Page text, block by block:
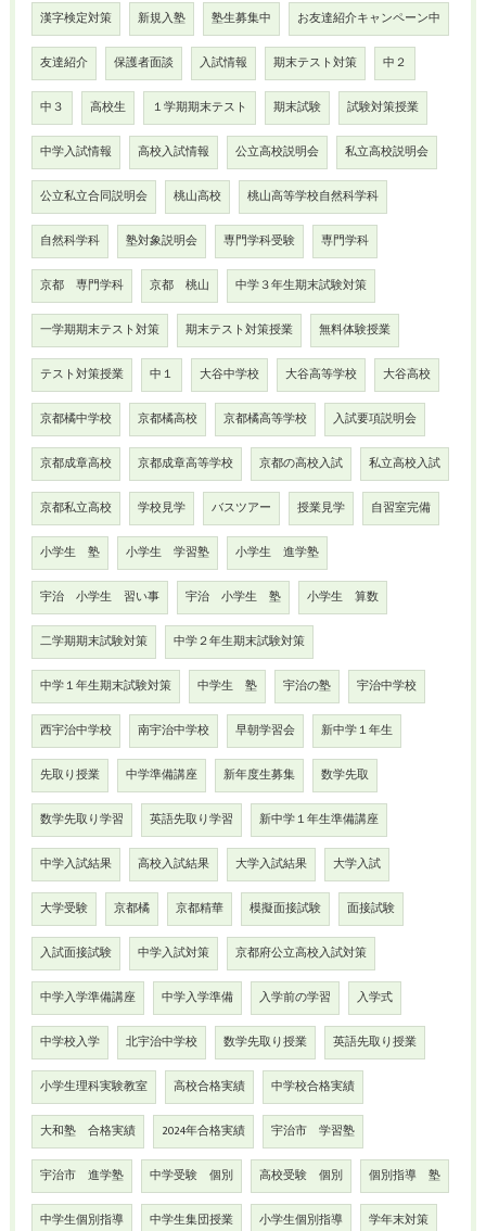
漢字検定対策 新規入塾 塾生募集中 お友達紹介キャンペーン中
友達紹介 保護者面談 入試情報 期末テスト対策 中２
中３ 高校生 １学期期末テスト 期末試験 試験対策授業
中学入試情報 高校入試情報 公立高校説明会 私立高校説明会
公立私立合同説明会 桃山高校 桃山高等学校自然科学科
自然科学科 塾対象説明会 専門学科受験 専門学科
京都 専門学科 京都 桃山 中学３年生期末試験対策
一学期期末テスト対策 期末テスト対策授業 無料体験授業
テスト対策授業 中１ 大谷中学校 大谷高等学校 大谷高校
京都橘中学校 京都橘高校 京都橘高等学校 入試要項説明会
京都成章高校 京都成章高等学校 京都の高校入試 私立高校入試
京都私立高校 学校見学 バスツアー 授業見学 自習室完備
小学生 塾 小学生 学習塾 小学生 進学塾
宇治 小学生 習い事 宇治 小学生 塾 小学生 算数
二学期期末試験対策 中学２年生期末試験対策
中学１年生期末試験対策 中学生 塾 宇治の塾 宇治中学校
西宇治中学校 南宇治中学校 早朝学習会 新中学１年生
先取り授業 中学準備講座 新年度生募集 数学先取
数学先取り学習 英語先取り学習 新中学１年生準備講座
中学入試結果 高校入試結果 大学入試結果 大学入試
大学受験 京都橘 京都精華 模擬面接試験 面接試験
入試面接試験 中学入試対策 京都府公立高校入試対策
中学入学準備講座 中学入学準備 入学前の学習 入学式
中学校入学 北宇治中学校 数学先取り授業 英語先取り授業
小学生理科実験教室 高校合格実績 中学校合格実績
大和塾 合格実績 2024年合格実績 宇治市 学習塾
宇治市 進学塾 中学受験 個別 高校受験 個別 個別指導 塾
中学生個別指導 中学生集団授業 小学生個別指導 学年末対策